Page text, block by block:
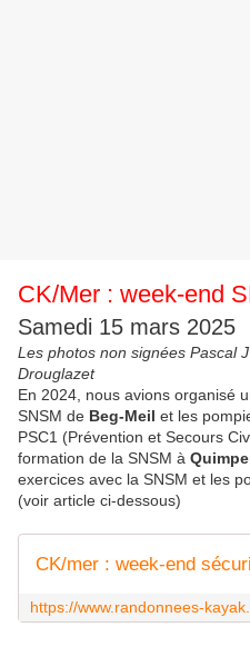
CK/Mer : week-end
Samedi 15 mars 2025
Les photos non signées Pascal
Drouglazet
En 2024, nous avions organisé
SNSM de Beg-Meil et les
PSC1 (Prévention et Secours
formation de la SNSM à
exercices avec la SNSM et les
(voir article ci-dessous)